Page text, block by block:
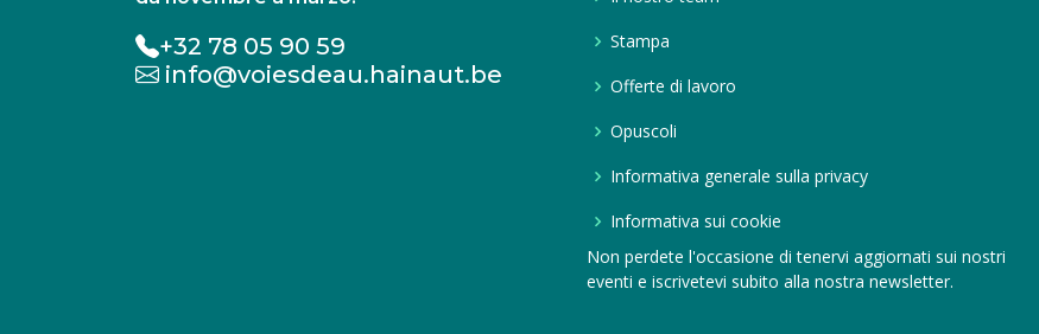
+32 78 05 90 59
info@voiesdeau.hainaut.be
Stampa
Offerte di lavoro
Opuscoli
Informativa generale sulla privacy
Informativa sui cookie
Non perdete l'occasione di tenervi aggiornati sui nostri
eventi e iscrivetevi subito alla nostra newsletter.